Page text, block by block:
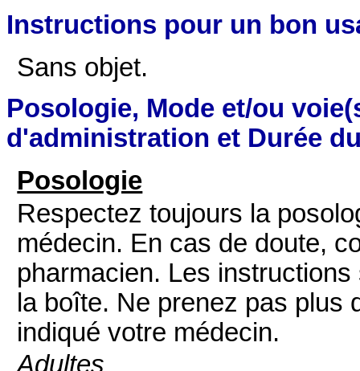
Instructions pour un bon
Sans objet.
Posologie, Mode et/ou
d'administration et Durée
Posologie
Respectez toujours la
médecin. En cas de doute,
pharmacien. Les
la boîte. Ne prenez pas plus
indiqué votre médecin.
Adultes